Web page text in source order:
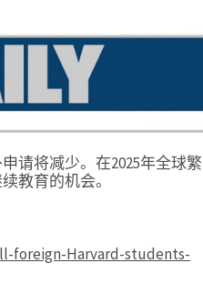
请将减少。在2025年全球繁
教育的机会。
foreign-Harvard-students-